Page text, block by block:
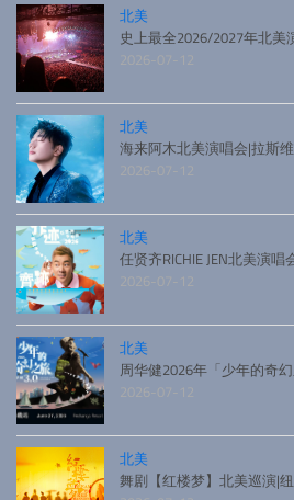
北美
史上最全2026/2027年北美
2026-07-12
北美
海来阿木北美演唱会|拉斯
2026-07-12
北美
任贤齐RICHIE JEN北美演
2026-07-12
北美
周华健2026年「少年的奇
2026-07-12
北美
舞剧【红楼梦】北美巡演|